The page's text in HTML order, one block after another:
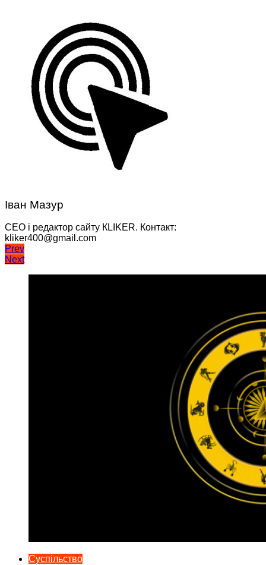
Іван Мазур
CEO і редактор сайту КLIKER. Контакт:
kliker400@gmail.com
Навігація
записів
Prev
Next
Суспільство